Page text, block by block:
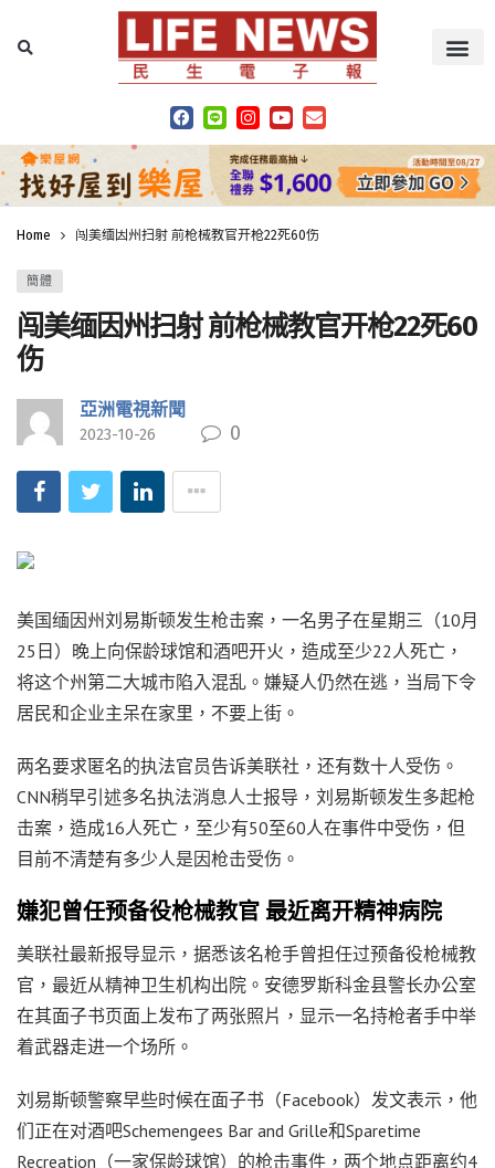
Home 闯美缅因州扫射 前枪械教官开枪22死60伤
簡體
闯美缅因州扫射 前枪械教官开枪22死60
伤
亞洲電視新聞
2023-10-26 0
美国缅因州刘易斯顿发生枪击案，一名男子在星期三（10月
25日）晚上向保龄球馆和酒吧开火，造成至少22人死亡，
将这个州第二大城市陷入混乱。嫌疑人仍然在逃，当局下令
居民和企业主呆在家里，不要上街。
两名要求匿名的执法官员告诉美联社，还有数十人受伤。
CNN稍早引述多名执法消息人士报导，刘易斯顿发生多起枪
击案，造成16人死亡，至少有50至60人在事件中受伤，但
目前不清楚有多少人是因枪击受伤。
嫌犯曾任预备役枪械教官 最近离开精神病院
美联社最新报导显示，据悉该名枪手曾担任过预备役枪械教
官，最近从精神卫生机构出院。安德罗斯科金县警长办公室
在其面子书页面上发布了两张照片，显示一名持枪者手中举
着武器走进一个场所。
刘易斯顿警察早些时候在面子书（Facebook）发文表示，他
们正在对酒吧Schemengees Bar and Grille和Sparetime
Recreation（一家保龄球馆）的枪击事件，两个地点距离约4